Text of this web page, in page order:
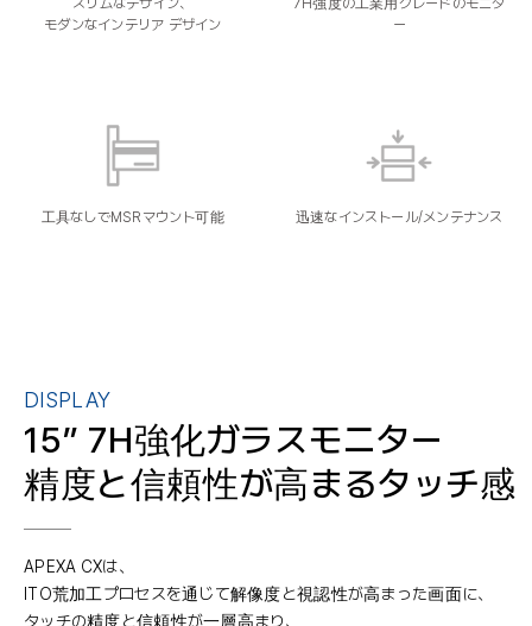
スリムなデザイン、
モダンなインテリア デザイン
7H強度の工業用グレードのモニタ
ー
工具なしでMSRマウント可能 迅速なインストール/メンテナンス
DISPLAY
15” 7H強化ガラスモニター
精度と信頼性が高まるタッチ感
APEXA CXは、
ITO荒加工プロセスを通じて解像度と視認性が高まった画面に、
タッチの精度と信頼性が一層高まり、